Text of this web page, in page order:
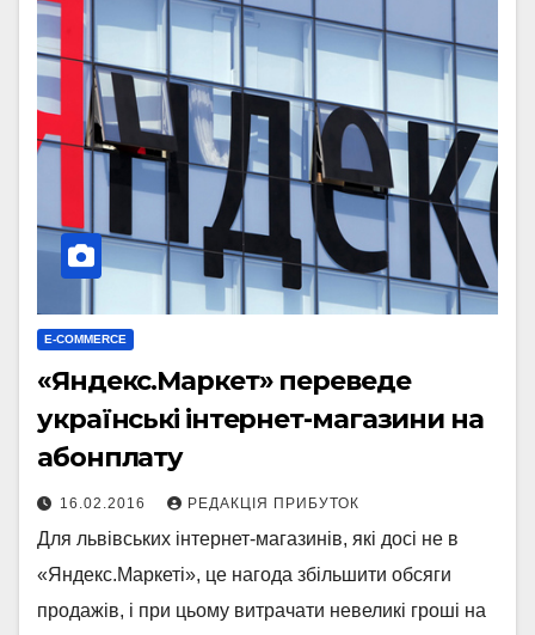
E-COMMERCE
«Яндекс.Маркет» переведе
українські інтернет-магазини на
абонплату
16.02.2016 РЕДАКЦІЯ ПРИБУТОК
Для львівських інтернет-магазинів, які досі не в
«Яндекс.Маркеті», це нагода збільшити обсяги
продажів, і при цьому витрачати невеликі гроші на